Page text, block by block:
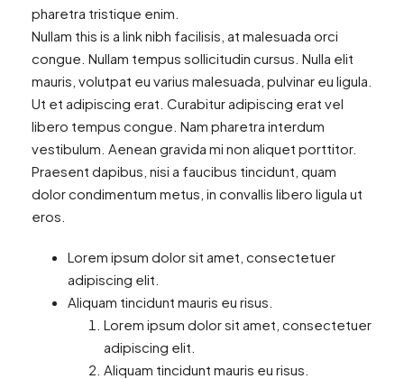
pharetra tristique enim.
Nullam this is a link nibh facilisis, at malesuada orci
congue. Nullam tempus sollicitudin cursus. Nulla elit
mauris, volutpat eu varius malesuada, pulvinar eu ligula.
Ut et adipiscing erat. Curabitur adipiscing erat vel
libero tempus congue. Nam pharetra interdum
vestibulum. Aenean gravida mi non aliquet porttitor.
Praesent dapibus, nisi a faucibus tincidunt, quam
dolor condimentum metus, in convallis libero ligula ut
eros.
Lorem ipsum dolor sit amet, consectetuer
adipiscing elit.
Aliquam tincidunt mauris eu risus.
Lorem ipsum dolor sit amet, consectetuer
adipiscing elit.
Aliquam tincidunt mauris eu risus.